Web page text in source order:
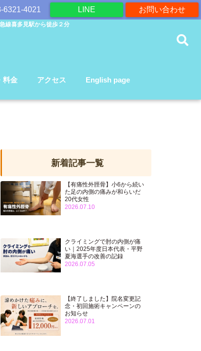
お問い合わせ
LINE
6321-4021
線喜多見駅から徒歩２分
料金 アクセス English page
新着記事一覧
【有痛性外脛骨】小6から続い
た足の内側の痛みが和らいだ
20代女性
2026.07.10
クライミングで肘の内側が痛
い｜2025年度日本代表・平野
夏海選手の改善の記録
2026.07.05
【終了しました】院名変更記
念・初回施術キャンペーンの
お知らせ
2026.07.01